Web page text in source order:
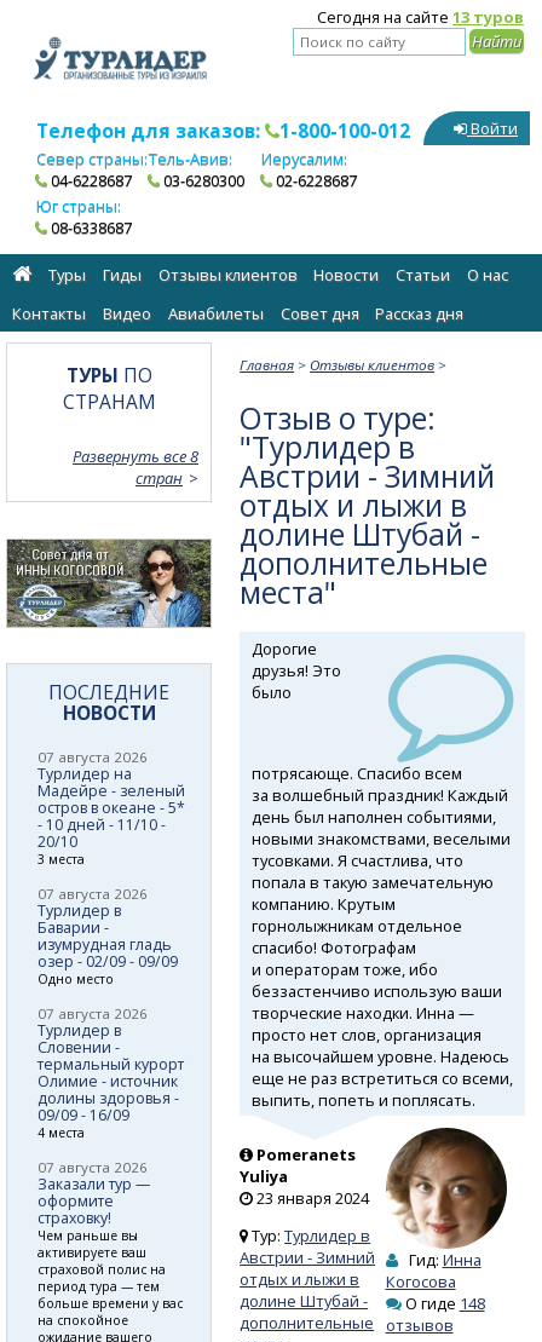
Сегодня на сайте 13 туров
Телефон для заказов: 1-800-100-012
Север страны:
04-6228687
Тель-Авив:
03-6280300
Иерусалим:
02-6228687
Юг страны:
08-6338687
Войти
Туры Гиды Отзывы клиентов Новости Статьи
О нас
Контакты
Видео Авиабилеты Cовет дня Рассказ дня
Главная > Отзывы клиентов >
Отзыв о туре:
"Турлидер в
Австрии - Зимний
отдых и лыжи в
долине Штубай -
дополнительные
места"
Дорогие
друзья! Это
было
потрясающе. Спасибо всем
за волшебный праздник! Каждый
день был наполнен событиями,
новыми знакомствами, веселыми
тусовками. Я счастлива, что
попала в такую замечательную
компанию. Крутым
горнолыжникам отдельное
спасибо! Фотографам
и операторам тоже, ибо
беззастенчиво использую ваши
творческие находки. Инна —
просто нет слов, организация
на высочайшем уровне. Надеюсь
еще не раз встретиться со всеми,
выпить, попеть и поплясать.
Pomeranets
Yuliya
23 января 2024
Тур:Турлидер в
Австрии - Зимний
отдых и лыжи в
долине Штубай -
дополнительные
Гид: Инна
Когосова
О гиде 148
отзывов
ТУРЫ ПО
СТРАНАМ
Развернуть все 8
стран
ПОСЛЕДНИЕ
НОВОСТИ
07 августа 2026
Турлидер на
Мадейре - зеленый
остров в океане - 5*
- 10 дней - 11/10 -
20/10
3 места
07 августа 2026
Турлидер в
Баварии -
изумрудная гладь
озер - 02/09 - 09/09
Одно место
07 августа 2026
Турлидер в
Словении -
термальный курорт
Олимие - источник
долины здоровья -
09/09 - 16/09
4 места
07 августа 2026
Заказали тур —
оформите
страховку!
Чем раньше вы
активируете ваш
страховой полис на
период тура — тем
больше времени у вас
на спокойное
ожидание вашего